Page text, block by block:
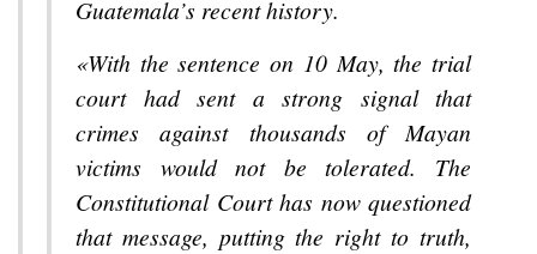
Guatemala’s recent history.
«With the sentence on 10 May, the trial
court had sent a strong signal that
crimes against thousands of Mayan
victims would not be tolerated. The
Constitutional Court has now questioned
that message, putting the right to truth,